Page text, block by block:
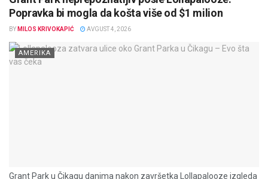
Popravka bi mogla da košta više od $1 milion
BY MILOS KRIVOKAPIĆ AVGUST 4, 2026
AMERIKA
Grant Park u Čikagu danima nakon završetka Lollapalooze izgleda